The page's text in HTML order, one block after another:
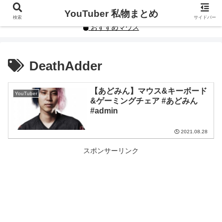
YouTuberや人気インフルエンサーの私物まとめです。
おすすめマウス
DeathAdder
YouTuber
【あどみん】マウス&キーボード
&ゲーミングチェア #あどみん
#admin
2021.08.28
スポンサーリンク
検索 YouTuber 私物まとめ サイドバー